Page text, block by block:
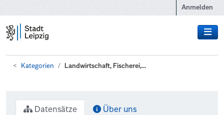
Anmelden
Kategorien Landwirtschaft, Fischerei,...
Datensätze Über uns